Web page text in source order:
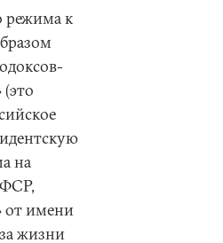
режима к
на
имени
жизни